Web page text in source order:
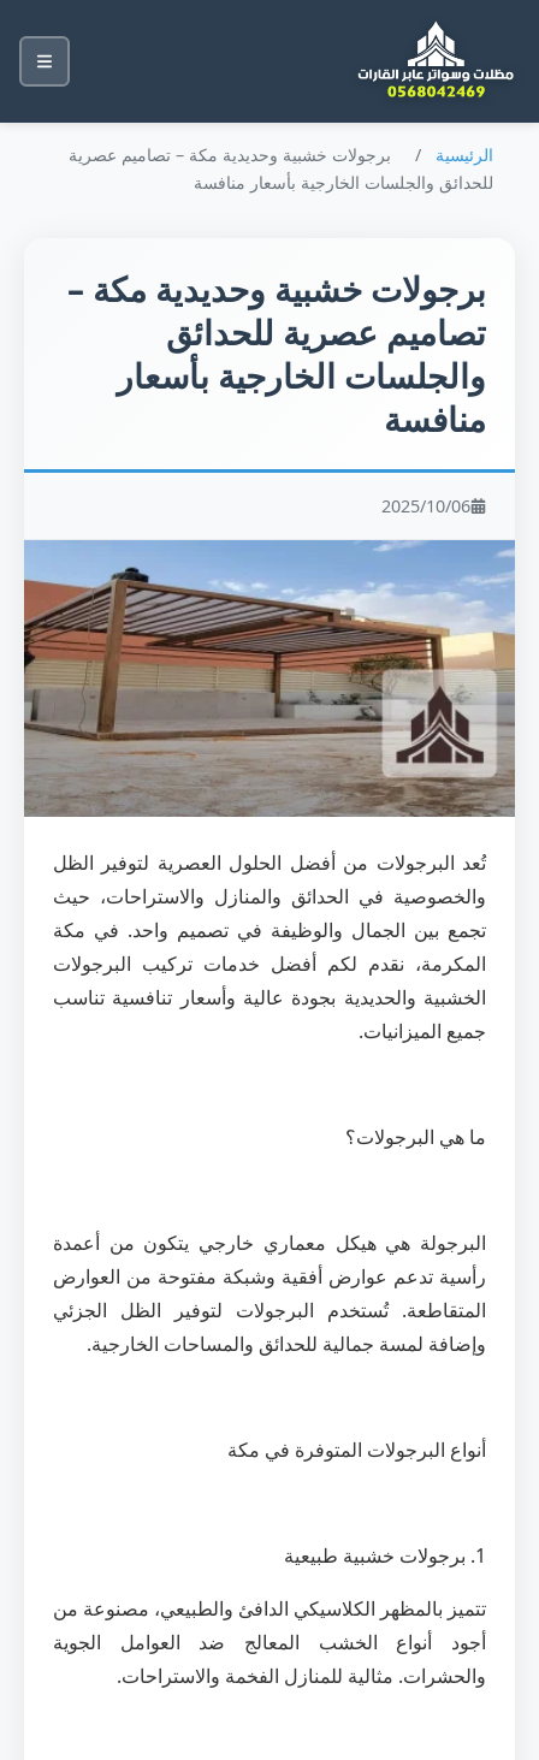
الرئيسية /
برجولات خشبية وحديدية مكة – تصاميم عصرية
للحدائق والجلسات الخارجية بأسعار منافسة
برجولات خشبية وحديدية مكة –
تصاميم عصرية للحدائق
والجلسات الخارجية بأسعار
منافسة
2025/10/06
تُعد البرجولات من أفضل الحلول العصرية لتوفير الظل
والخصوصية في الحدائق والمنازل والاستراحات، حيث
تجمع بين الجمال والوظيفة في تصميم واحد. في مكة
المكرمة، نقدم لكم أفضل خدمات تركيب البرجولات
الخشبية والحديدية بجودة عالية وأسعار تنافسية تناسب
جميع الميزانيات.
ما هي البرجولات؟
البرجولة هي هيكل معماري خارجي يتكون من أعمدة
رأسية تدعم عوارض أفقية وشبكة مفتوحة من العوارض
المتقاطعة. تُستخدم البرجولات لتوفير الظل الجزئي
وإضافة لمسة جمالية للحدائق والمساحات الخارجية.
أنواع البرجولات المتوفرة في مكة
1. برجولات خشبية طبيعية
تتميز بالمظهر الكلاسيكي الدافئ والطبيعي، مصنوعة من
أجود أنواع الخشب المعالج ضد العوامل الجوية
والحشرات. مثالية للمنازل الفخمة والاستراحات.